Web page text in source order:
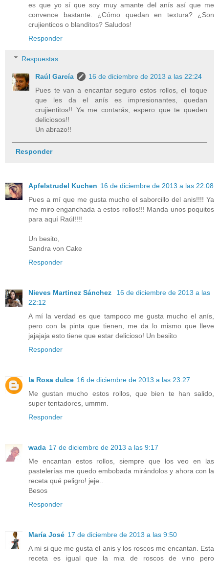
es que yo sí que soy muy amante del anís así que me
convence bastante. ¿Cómo quedan en textura? ¿Son
crujienticos o blanditos? Saludos!
Responder
Respuestas
Raúl García
16 de diciembre de 2013 a las 22:24
Pues te van a encantar seguro estos rollos, el toque
que les da el anís es impresionantes, quedan
crujientitos!! Ya me contarás, espero que te queden
deliciosos!!
Un abrazo!!
Responder
Apfelstrudel Kuchen 16 de diciembre de 2013 a las 22:08
Pues a mí que me gusta mucho el saborcillo del anis!!!! Ya
me miro enganchada a estos rollos!!! Manda unos poquitos
para aquí Raúl!!!!
Un besito,
Sandra von Cake
Responder
Nieves Martinez Sánchez
16 de diciembre de 2013 a las
22:12
A mí la verdad es que tampoco me gusta mucho el anís,
pero con la pinta que tienen, me da lo mismo que lleve
jajajaja esto tiene que estar delicioso! Un besiito
Responder
la Rosa dulce 16 de diciembre de 2013 a las 23:27
Me gustan mucho estos rollos, que bien te han salido,
super tentadores, ummm.
Responder
wada 17 de diciembre de 2013 a las 9:17
Me encantan estos rollos, siempre que los veo en las
pastelerías me quedo embobada mirándolos y ahora con la
receta qué peligro! jeje..
Besos
Responder
María José 17 de diciembre de 2013 a las 9:50
A mi si que me gusta el anis y los roscos me encantan. Esta
receta es igual que la mia de roscos de vino pero